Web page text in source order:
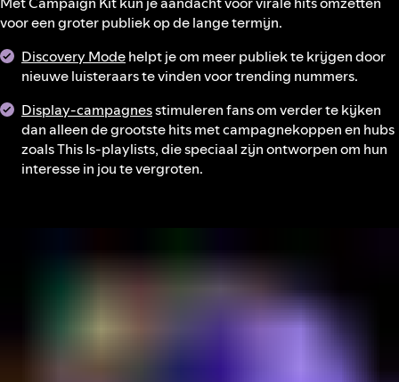
voor een groter publiek op de lange termijn.
Discovery Modehelpt je om meer publiek te krijgen door
nieuwe luisteraars te vinden voor trending nummers.
Display-campagnesstimuleren fans om verder te kijken
dan alleen de grootste hits met campagnekoppen en hubs
zoals This Is-playlists, die speciaal zijn ontworpen om hun
interesse in jou te vergroten.